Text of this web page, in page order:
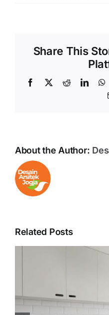
Share This
Facebook
X Reddit
About the Author:
Related Posts